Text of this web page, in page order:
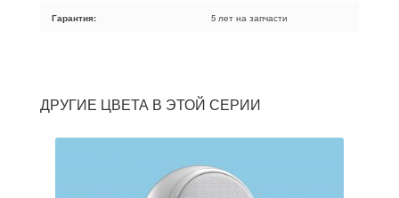
Гарантия: 5 лет на запчасти
ДРУГИЕ ЦВЕТА В ЭТОЙ СЕРИИ